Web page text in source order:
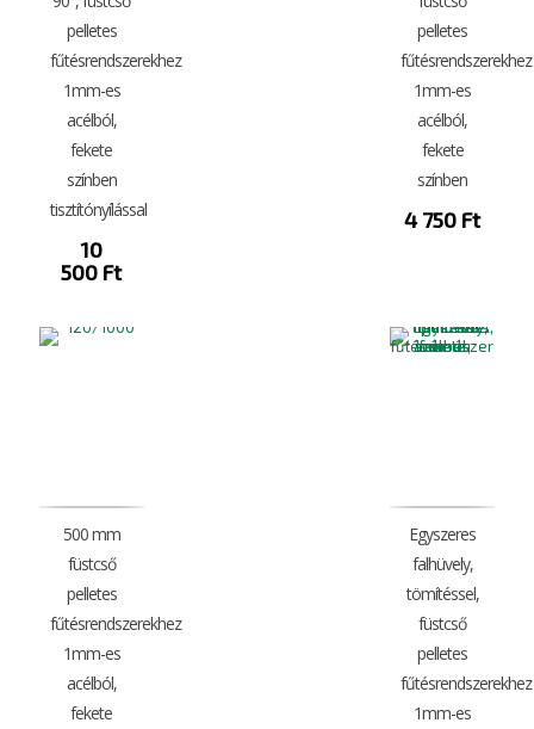
pelletes
fűtésrendszerekhez
1mm-es
acélból,
fekete
színben
tisztítónyílással
10
500 Ft
pelletes
fűtésrendszerekhez
1mm-es
acélból,
fekete
színben
4 750 Ft
500 mm
füstcső
pelletes
fűtésrendszerekhez
1mm-es
acélból,
fekete
Egyszeres
falhüvely,
tömítéssel,
füstcső
pelletes
fűtésrendszerekhez
1mm-es